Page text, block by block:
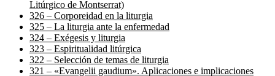
Litúrgico de Montserrat)
326 – Corporeidad en la liturgia
325 – La liturgia ante la enfermedad
324 – Exégesis y liturgia
323 – Espiritualidad litúrgica
322 – Selección de temas de liturgia
321 – «Evangelii gaudium». Aplicaciones e implicaciones